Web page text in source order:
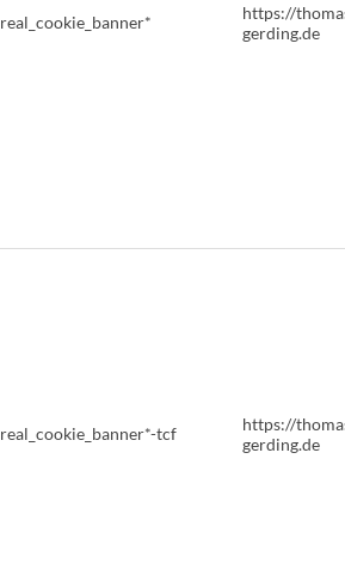
real_cookie_banner*
https://
gerding.de
real_cookie_banner*-tcf
https://
gerding.de